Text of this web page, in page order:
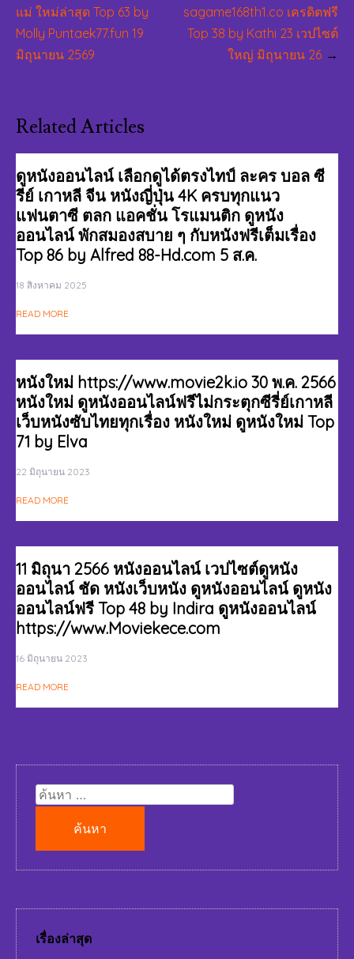
แม่ ใหม่ล่าสุด Top 63 by
Molly Puntaek77.fun 19
มิถุนายน 2569
sagame168th1.co เครดิตฟรี
Top 38 by Kathi 23 เวปไซต์
ใหญ่ มิถุนายน 26
Related Articles
ดูหนังออนไลน์ เลือกดูได้ตรงไทป์ ละคร บอล ซี
รีย์ เกาหลี จีน หนังญี่ปุ่น 4K ครบทุกแนว
แฟนตาซี ตลก แอคชั่น โรแมนติก ดูหนัง
ออนไลน์ พักสมองสบาย ๆ กับหนังฟรีเต็มเรื่อง
Top 86 by Alfred 88-Hd.com 5 ส.ค.
18 สิงหาคม 2025
READ MORE
หนังใหม่ https://www.movie2k.io 30 พ.ค. 2566
หนังใหม่ ดูหนังออนไลน์ฟรีไม่กระตุกซีรี่ย์เกาหลี
เว็บหนังซับไทยทุกเรื่อง หนังใหม่ ดูหนังใหม่ Top
71 by Elva
22 มิถุนายน 2023
READ MORE
11 มิถุนา 2566 หนังออนไลน์ เวปไซต์ดูหนัง
ออนไลน์ ชัด หนังเว็บหนัง ดูหนังออนไลน์ ดูหนัง
ออนไลน์ฟรี Top 48 by Indira ดูหนังออนไลน์
https://www.Moviekece.com
16 มิถุนายน 2023
READ MORE
ค้นหา
เรื่องล่าสุด